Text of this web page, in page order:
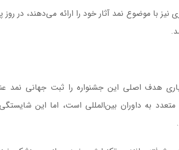
نیز با موضوع نمد آثار خود را ارائه می‌دهند، در روز
هدف اصلی این جشنواره را ثبت جهانی نمد
به داوران بین‌المللی است، اما این